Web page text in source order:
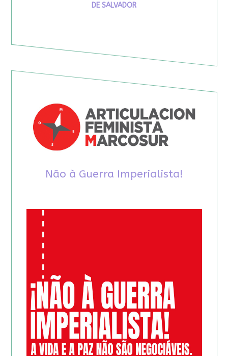
DE SALVADOR
Não à Guerra Imperialista!